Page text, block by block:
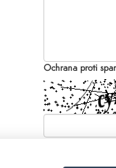
Ochrana proti